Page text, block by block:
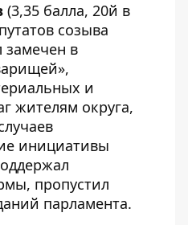
(3,35 балла, 20й в
созыва
замечен в
и
жителям округа,
инициативы
пропустил
парламента.